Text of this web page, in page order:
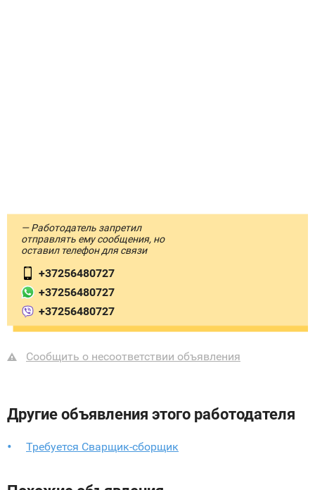
— Работодатель запретил
отправлять ему сообщения, но
оставил телефон для связи
+37256480727
+37256480727
+37256480727
Сообщить о несоответствии объявления
Другие объявления этого работодателя
Требуется Сварщик-сборщик